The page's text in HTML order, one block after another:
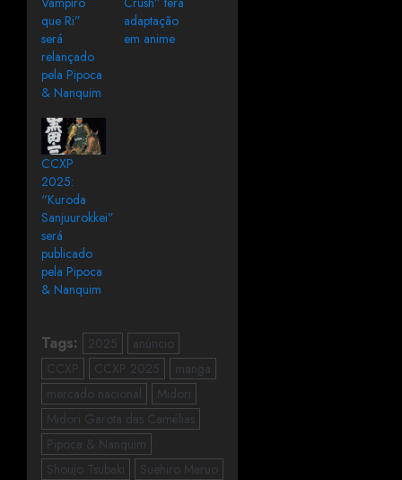
que Ri”
será
relançado
pela Pipoca
& Nanquim
adaptação
em anime
CCXP
2025:
“Kuroda
Sanjuurokkei”
será
publicado
pela Pipoca
& Nanquim
Tags: 2025
anúncio
CCXP
CCXP 2025
manga
mercado nacional
Midori
Midori Garota das Camélias
Pipoca & Nanquim
Shoujo Tsubaki
Suehiro Maruo